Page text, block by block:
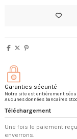
Garanties sécurité
Notre site est entièrement
Aucunes données bancaires
Téléchargement
Une fois le paiement
enverrons.